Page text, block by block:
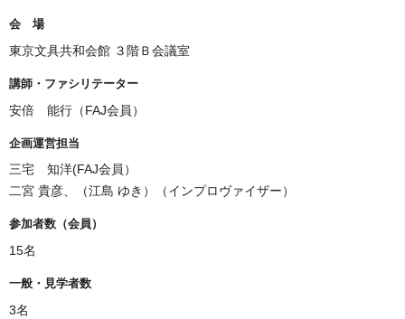
会 場
東京文具共和会館 ３階Ｂ会議室
講師・ファシリテーター
安倍 能行（FAJ会員）
企画運営担当
三宅 知洋(FAJ会員）
二宮 貴彦、（江島 ゆき）（インプロヴァイザー）
参加者数（会員）
15名
一般・見学者数
3名